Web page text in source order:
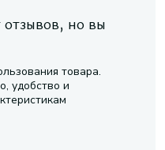
но вы
товара.
удобство и